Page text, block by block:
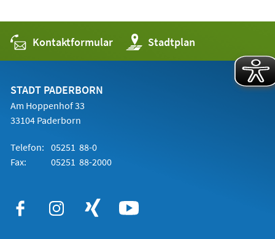
Kontaktformular Stadtplan
(Öffnet
in
einem
STADT PADERBORN
Am Hoppenhof 33
33104 Paderborn
Telefon: 05251 88-0
Fax:
05251 88-2000